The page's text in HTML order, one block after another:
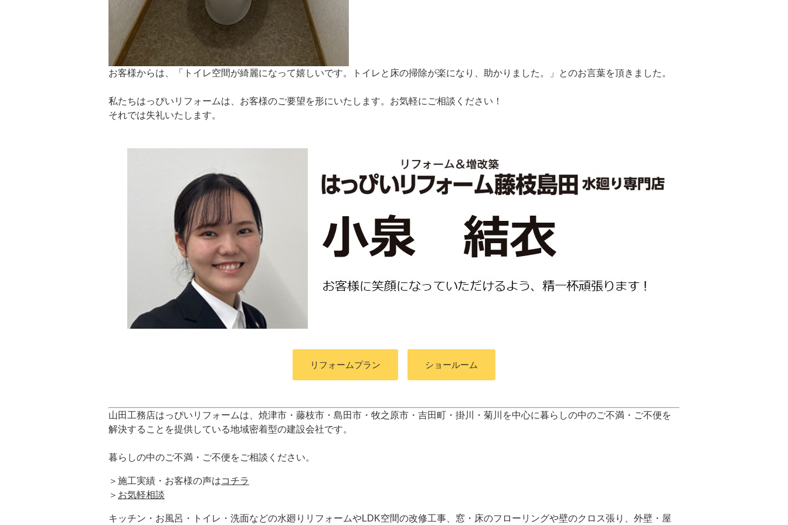
お客様からは、「トイレ空間が綺麗になって嬉しいです。トイレと床の掃除が楽になり、助かりました。」とのお言葉を頂きました。
私たちはっぴいリフォームは、お客様のご要望を形にいたします。お気軽にご相談ください！
それでは失礼いたします。
リフォームプラン ショールーム
山田工務店はっぴいリフォームは、焼津市・藤枝市・島田市・牧之原市・吉田町 ・掛川・菊川
を中心に暮らしの中のご不満・ご不便を
解決することを提供している地域密着型の建設会社です。
暮らしの中のご不満・ご不便をご相談ください。
＞施工実績・お客様の声はコチラ
＞ お気軽相談
キッチン・お風呂・トイレ・洗面などの水廻りリフォームやLDK空間の改修工事、窓・床のフローリングや壁のクロス張り、外壁・屋